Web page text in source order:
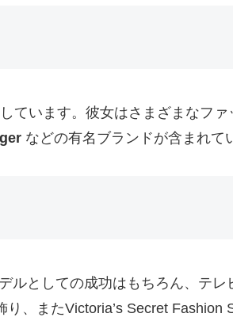
ています。彼女はさまざまなファ
などの有名ブランドが含まれて
ルとしての成功はもちろん、テレ
、またVictoria’s Secret Fashion